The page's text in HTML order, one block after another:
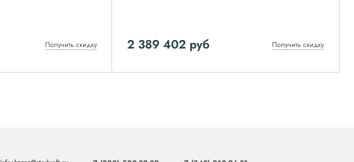
Получить скидку 2 389 402 руб Получить скидку